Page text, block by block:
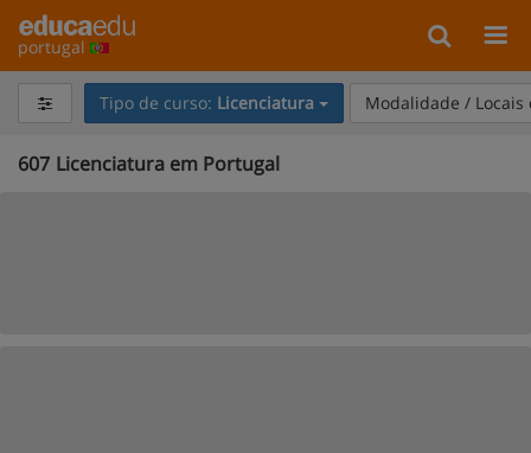
portugal
Tipo de curso: Licenciatura Modalidade /
607 Licenciatura em Portugal